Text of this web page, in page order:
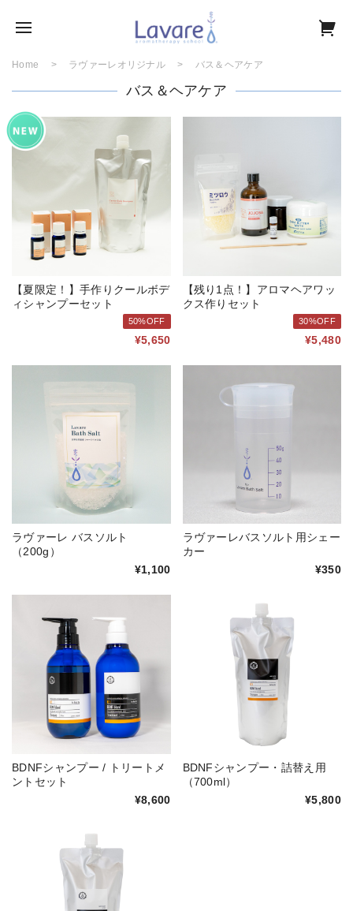
Home ラヴァーレオリジナル バス＆ヘアケア
バス＆ヘアケア
【夏限定！】手作りクールボデ
ィシャンプーセット
50%OFF
¥5,650
【残り1点！】アロマヘアワッ
クス作りセット
30%OFF
¥5,480
ラヴァーレ バスソルト
（200g）
¥1,100
ラヴァーレバスソルト用シェー
カー
¥350
BDNFシャンプー / トリートメ
ントセット
¥8,600
BDNFシャンプー・詰替え用
（700ml）
¥5,800